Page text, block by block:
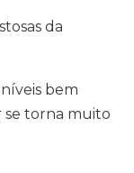
da
bem
se torna muito